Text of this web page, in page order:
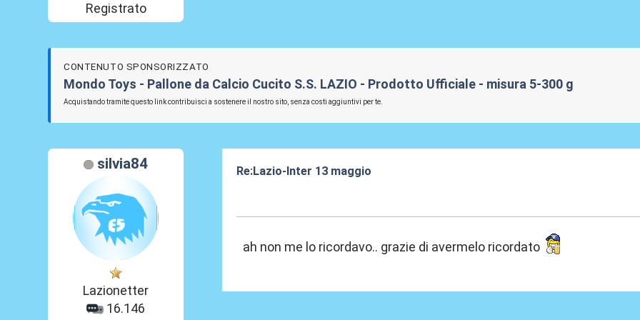
Registrato
CONTENUTO SPONSORIZZATO
Mondo Toys - Pallone da Calcio Cucito S.S. LAZIO - Prodotto Ufficiale - misura 5-300 g
Acquistando tramite questo link contribuisci a sostenere il nostro sito, senza costi aggiuntivi per te.
silvia84
Lazionetter
16.146
Re:Lazio-Inter 13 maggio
ah non me lo ricordavo.. grazie di avermelo ricordato